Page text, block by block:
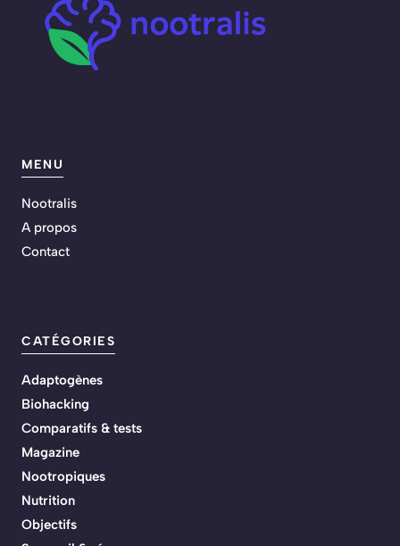
MENU
Nootralis
A propos
Contact
CATÉGORIES
Adaptogènes
Biohacking
Comparatifs & tests
Magazine
Nootropiques
Nutrition
Objectifs